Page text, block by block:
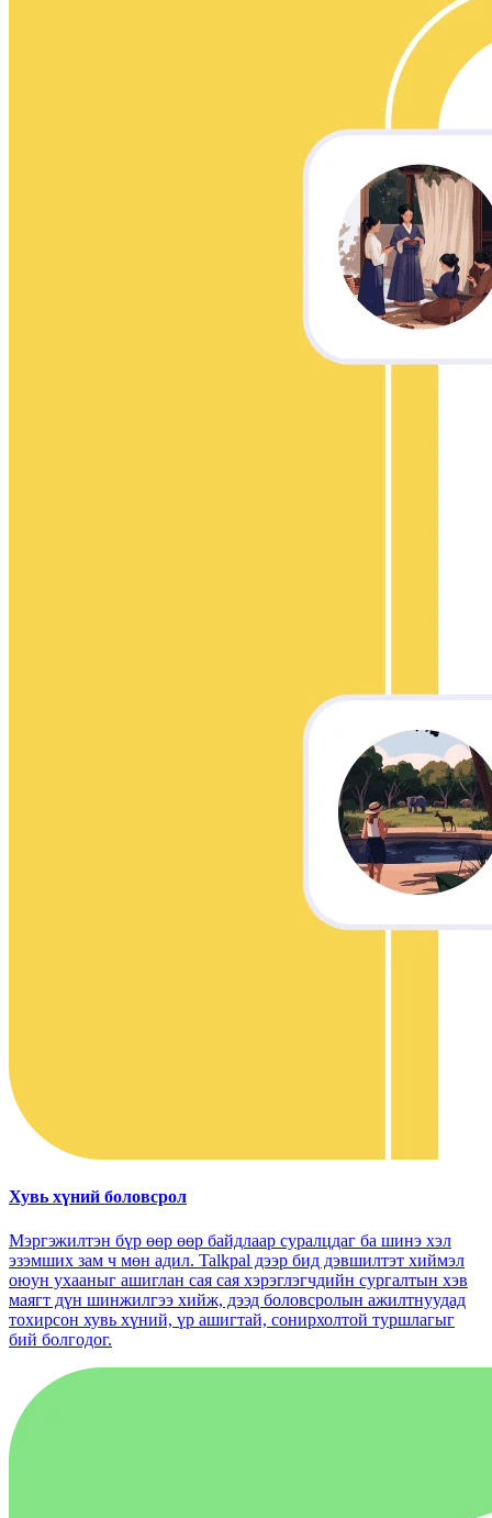
Хувь хүний ​​боловсрол
Мэргэжилтэн бүр өөр өөр байдлаар суралцдаг ба шинэ хэл
эзэмших зам ч мөн адил. Talkpal дээр бид дэвшилтэт хиймэл
оюун ухааныг ашиглан сая сая хэрэглэгчдийн сургалтын хэв
маягт дүн шинжилгээ хийж, дээд боловсролын ажилтнуудад
тохирсон хувь хүний, үр ашигтай, сонирхолтой туршлагыг
бий болгодог.